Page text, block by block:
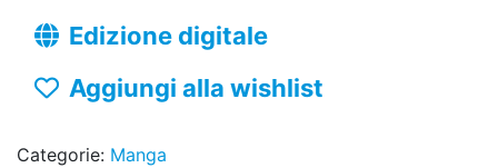
Edizione digitale
Aggiungi alla wishlist
Categorie: Manga